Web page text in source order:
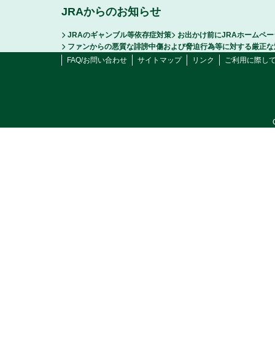
JRAからのお知らせ
JRAのギャンブル等依存症対策
お出かけ前にJRAホームペ
ファンからの悪質な誹謗中傷および脅迫行為等に対する厳正
FAQ/お問い合わせ
サイトマップ リンク ご利用に際し